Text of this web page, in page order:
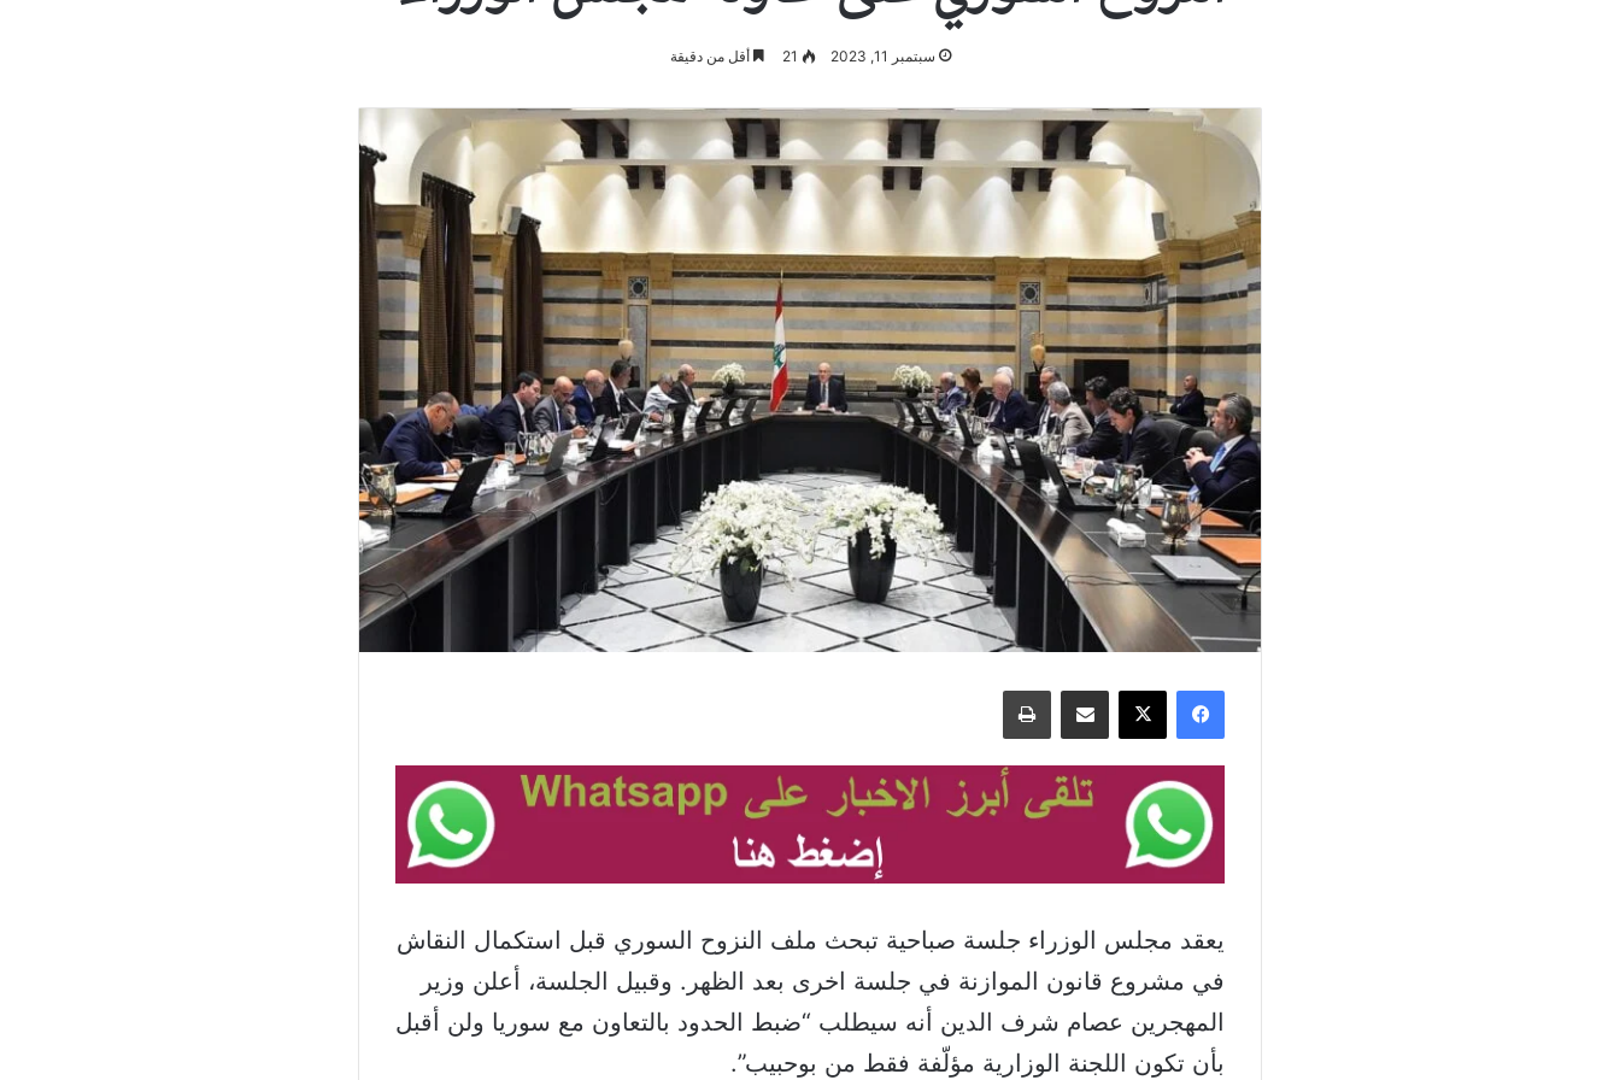
سبتمبر 11, 2023 21 أقل من دقيقة
فيسبوك ‫X مشاركة عبر البريد طباعة
يعقد مجلس الوزراء جلسة صباحية تبحث ملف النزوح السوري قبل استكمال النقاش
في مشروع قانون الموازنة في جلسة اخرى بعد الظهر. وقبيل الجلسة، أعلن وزير
المهجرين عصام شرف الدين أنه سيطلب “ضبط الحدود بالتعاون مع سوريا ولن أقبل
بأن تكون اللجنة الوزارية مؤلّفة فقط من بوحبيب”.